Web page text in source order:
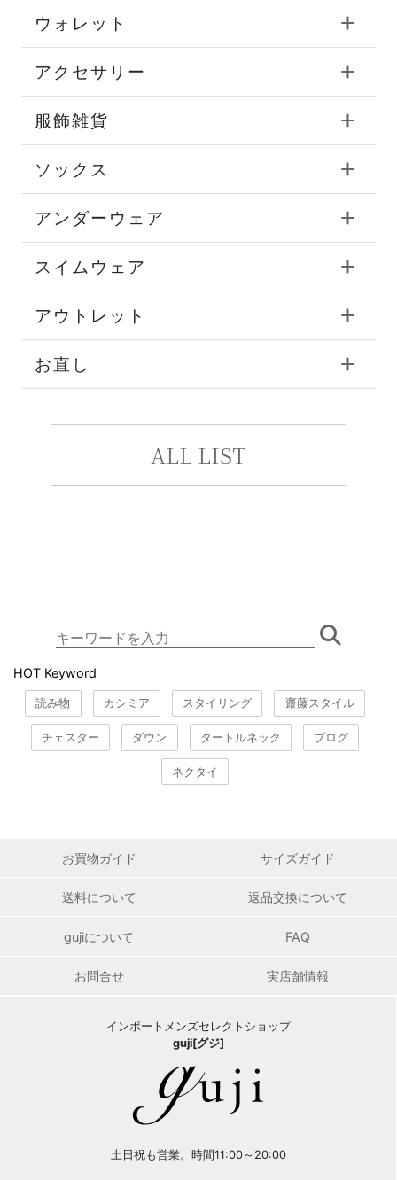
ウォレット
アクセサリー
服飾雑貨
ソックス
アンダーウェア
スイムウェア
アウトレット
お直し
ALL LIST
HOT Keyword
読み物 カシミア スタイリング 齋藤スタイル
チェスター ダウン タートルネック ブログ
ネクタイ
お買物ガイド サイズガイド
送料について 返品交換について
gujiについて FAQ
お問合せ 実店舗情報
インポートメンズセレクトショップ
guji[グジ]
土日祝も営業。時間11:00～20:00